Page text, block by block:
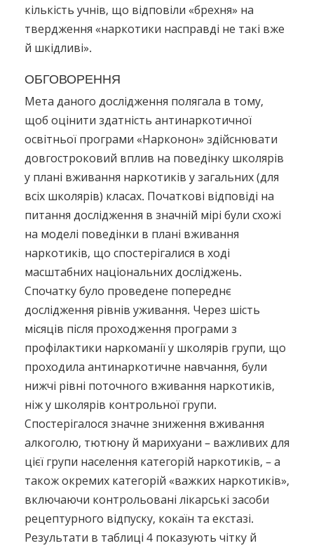
кількість учнів, що відповіли «брехня» на
твердження «наркотики насправді не такі вже
й шкідливі».
ОБГОВОРЕННЯ
Мета даного дослідження полягала в тому,
щоб оцінити здатність антинаркотичної
освітньої програми «Нарконон» здійснювати
довгостроковий вплив на поведінку школярів
у плані вживання наркотиків у загальних (для
всіх школярів) класах. Початкові відповіді на
питання дослідження в значній мірі були схожі
на моделі поведінки в плані вживання
наркотиків, що спостерігалися в ході
масштабних національних досліджень.
Спочатку було проведене попереднє
дослідження рівнів уживання. Через шість
місяців після проходження програми з
профілактики наркоманії у школярів групи, що
проходила антинаркотичне навчання, були
нижчі рівні поточного вживання наркотиків,
ніж у школярів контрольної групи.
Спостерігалося значне зниження вживання
алкоголю, тютюну й марихуани – важливих для
цієї групи населення категорій наркотиків, – а
також окремих категорій «важких наркотиків»,
включаючи контрольовані лікарські засоби
рецептурного відпуску, кокаїн та екстазі.
Результати в таблиці 4 показують чітку й